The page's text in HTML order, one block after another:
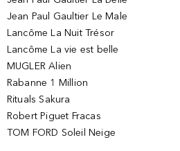
Jean Paul Gaultier Le Male
Lancôme La Nuit Trésor
Lancôme La vie est belle
MUGLER Alien
Rabanne 1 Million
Rituals Sakura
Robert Piguet Fracas
TOM FORD Soleil Neige